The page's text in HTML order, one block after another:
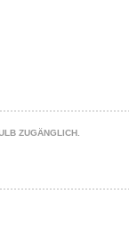
ZUGÄNGLICH.